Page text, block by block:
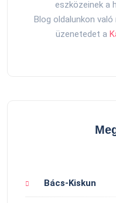
eszközeinek a
Blog oldalunkon való
üzenetedet a
Bács-Kiskun